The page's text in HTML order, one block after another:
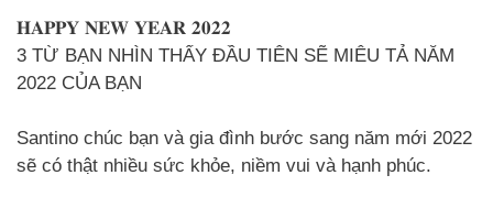
𝐇𝐀𝐏𝐏𝐘 𝐍𝐄𝐖 𝐘𝐄𝐀𝐑 𝟐𝟎𝟐𝟐
3 TỪ BẠN NHÌN THẤY ĐẦU TIÊN SẼ MIÊU TẢ NĂM
2022 CỦA BẠN
Santino chúc bạn và gia đình bước sang năm mới 2022
sẽ có thật nhiều sức khỏe, niềm vui và hạnh phúc.